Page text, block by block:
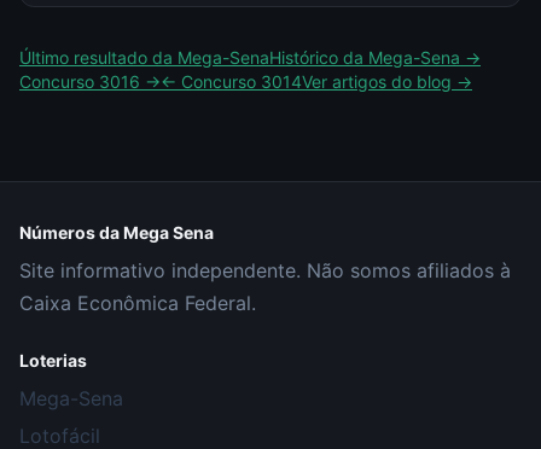
Último resultado da Mega-SenaHistórico da Mega-Sena →
Concurso 3016 →← Concurso 3014Ver artigos do blog →
Números da Mega Sena
Site informativo independente. Não somos afiliados à
Caixa Econômica Federal.
Loterias
Mega-Sena
Lotofácil